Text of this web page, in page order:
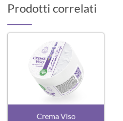
Prodotti correlati
Crema Viso